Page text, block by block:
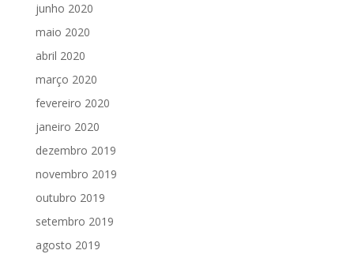
junho 2020
maio 2020
abril 2020
março 2020
fevereiro 2020
janeiro 2020
dezembro 2019
novembro 2019
outubro 2019
setembro 2019
agosto 2019